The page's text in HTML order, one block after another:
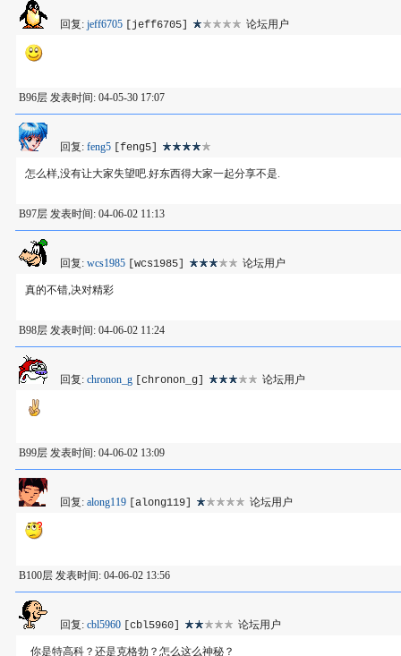
回复: jeff6705 [jeff6705] 论坛用户
B96层 发表时间: 04-05-30 17:07
回复: feng5 [feng5]
怎么样,没有让大家失望吧.好东西得大家一起分享不是.
B97层 发表时间: 04-06-02 11:13
回复: wcs1985 [wcs1985] 论坛用户
真的不错,决对精彩
B98层 发表时间: 04-06-02 11:24
回复: chronon_g [chronon_g] 论坛用户
B99层 发表时间: 04-06-02 13:09
回复: along119 [along119] 论坛用户
B100层 发表时间: 04-06-02 13:56
回复: cbl5960 [cbl5960] 论坛用户
你是特高科？还是克格勃？怎么这么神秘？